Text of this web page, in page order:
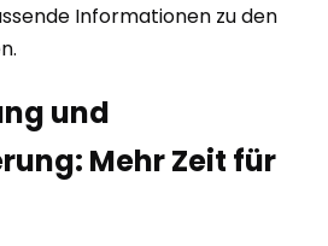
Informationen zu den
und
Mehr Zeit für